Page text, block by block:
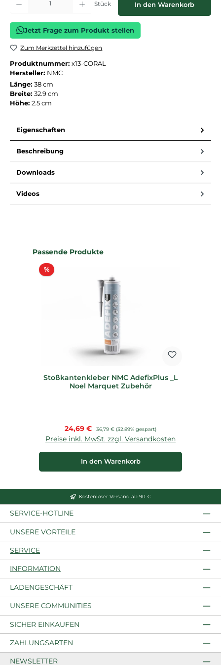
Stück In den Warenkorb
Jetzt Frage zum Produkt stellen
Zum Merkzettel hinzufügen
Produktnummer: x13-CORAL
Hersteller: NMC
Länge: 38 cm
Breite: 32.9 cm
Höhe: 2.5 cm
Eigenschaften
Beschreibung
Downloads
Videos
Produktgalerie überspringen
Passende Produkte
%Rabatt
Stoßkantenkleber NMC AdefixPlus _L
Noel Marquet Zubehör
Verkaufspreis:
24,69 € Regulärer Preis:
36,79 € (32.89% gespart)
Preise inkl. MwSt. zzgl. Versandkosten
In den Warenkorb
Kostenloser Versand ab 90 €
SERVICE-HOTLINE
UNSERE VORTEILE
SERVICE
INFORMATION
LADENGESCHÄFT
UNSERE COMMUNITIES
SICHER EINKAUFEN
ZAHLUNGSARTEN
NEWSLETTER